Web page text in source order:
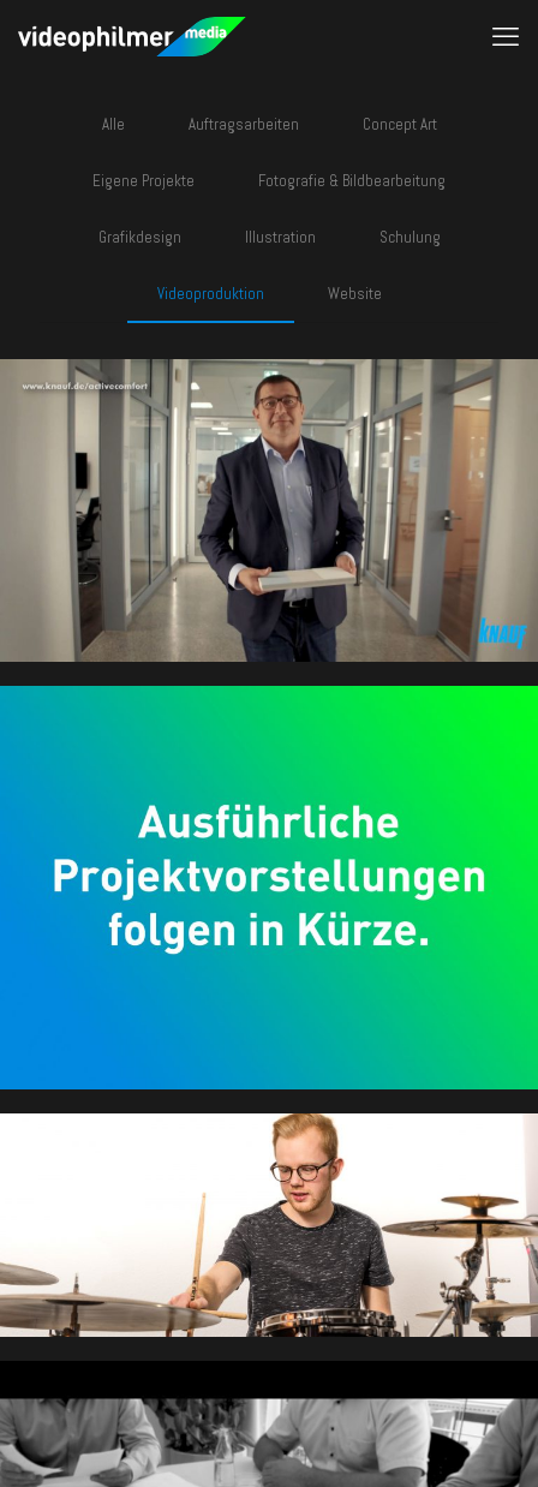
Alle Auftragsarbeiten Concept Art
Eigene Projekte Fotografie & Bildbearbeitung
Grafikdesign Illustration Schulung
Videoproduktion Website
Knauf Gips KG | ActiveComfort Interview
Johannes Sterk, Drummer | Videodreh
Knauf Gips KG | Inhouse Interview: Dieter
Stauder interviewt